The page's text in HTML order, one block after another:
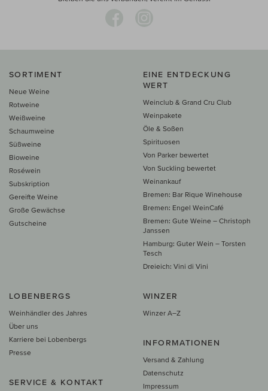
SORTIMENT
Neue Weine
Rotweine
Weißweine
Schaumweine
Süßweine
Bioweine
Roséwein
Subskription
Gereifte Weine
Große Gewächse
Gutscheine
EINE ENTDECKUNG
WERT
Weinclub & Grand Cru Club
Weinpakete
Öle & Soßen
Spirituosen
Von Parker bewertet
Von Suckling bewertet
Weinankauf
Bremen: Bar Rique Winehouse
Bremen: Engel WeinCafé
Bremen: Gute Weine – Christoph
Janssen
Hamburg: Guter Wein – Torsten
Tesch
Dreieich: Vini di Vini
LOBENBERGS
Weinhändler des Jahres
Über uns
Karriere bei Lobenbergs
Presse
SERVICE & KONTAKT
WINZER
Winzer A–Z
INFORMATIONEN
Versand & Zahlung
Datenschutz
Impressum